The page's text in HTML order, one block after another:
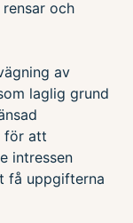
och
av
laglig grund
för att
intressen
få uppgifterna